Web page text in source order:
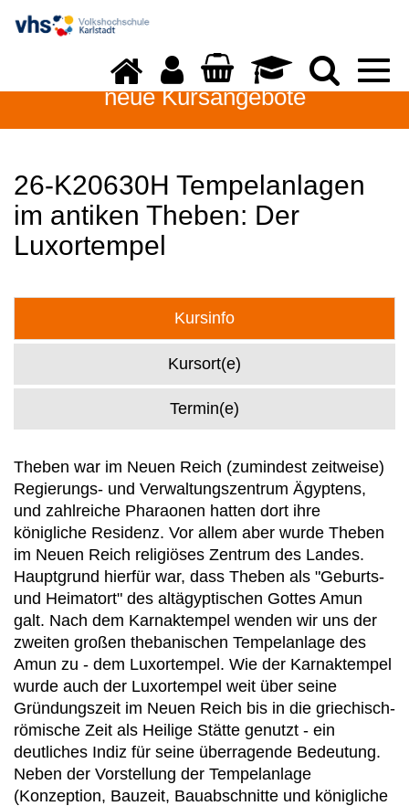
neue Kursangebote
26-K20630H Tempelanlagen
im antiken Theben: Der
Luxortempel
Kursinfo
Kursort(e)
Termin(e)
Theben war im Neuen Reich (zumindest zeitweise)
Regierungs- und Verwaltungszentrum Ägyptens,
und zahlreiche Pharaonen hatten dort ihre
königliche Residenz. Vor allem aber wurde Theben
im Neuen Reich religiöses Zentrum des Landes.
Hauptgrund hierfür war, dass Theben als "Geburts-
und Heimatort" des altägyptischen Gottes Amun
galt. Nach dem Karnaktempel wenden wir uns der
zweiten großen thebanischen Tempelanlage des
Amun zu - dem Luxortempel. Wie der Karnaktempel
wurde auch der Luxortempel weit über seine
Gründungszeit im Neuen Reich bis in die griechisch-
römische Zeit als Heilige Stätte genutzt - ein
deutliches Indiz für seine überragende Bedeutung.
Neben der Vorstellung der Tempelanlage
(Konzeption, Bauzeit, Bauabschnitte und königliche